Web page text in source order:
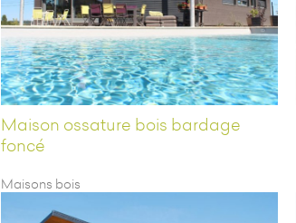
Maison ossature bois bardage
foncé
Maisons bois